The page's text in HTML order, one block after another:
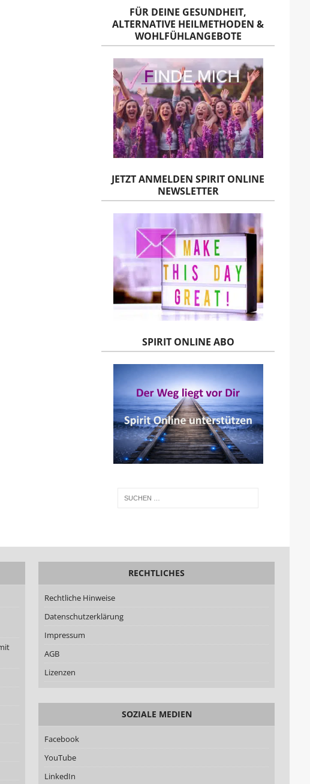
FÜR DEINE GESUNDHEIT,
ALTERNATIVE HEILMETHODEN &
WOHLFÜHLANGEBOTE
JETZT ANMELDEN SPIRIT ONLINE
NEWSLETTER
SPIRIT ONLINE ABO
RECHTLICHES
Rechtliche Hinweise
Datenschutzerklärung
Impressum
AGB
Lizenzen
SOZIALE MEDIEN
Facebook
YouTube
LinkedIn